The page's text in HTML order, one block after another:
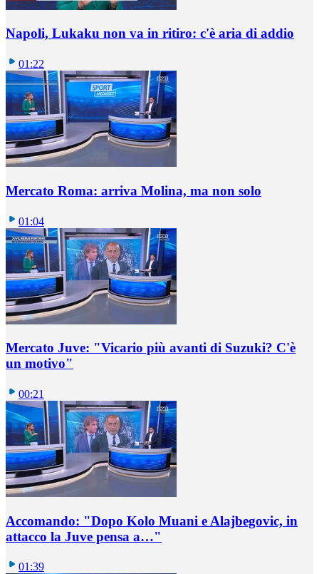
Napoli, Lukaku non va in ritiro: c'è aria di addio
01:22
Mercato Roma: arriva Molina, ma non solo
01:04
Mercato Juve: "Vicario più avanti di Suzuki? C'è
un motivo"
00:21
Accomando: "Dopo Kolo Muani e Alajbegovic, in
attacco la Juve pensa a…"
01:39